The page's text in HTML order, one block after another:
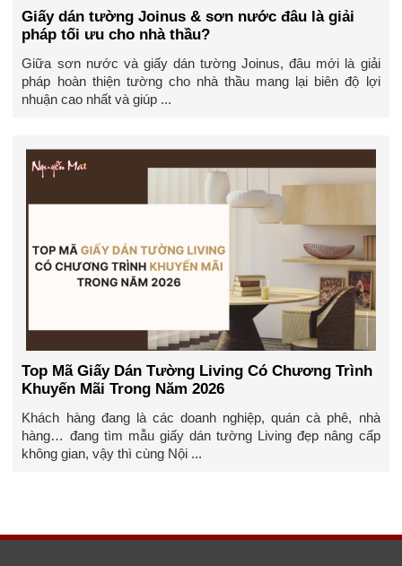
Giấy dán tường Joinus & sơn nước đâu là giải
pháp tối ưu cho nhà thầu?
Giữa sơn nước và giấy dán tường Joinus, đâu mới là giải
pháp hoàn thiện tường cho nhà thầu mang lại biên độ lợi
nhuận cao nhất và giúp ...
Top Mã Giấy Dán Tường Living Có Chương Trình
Khuyến Mãi Trong Năm 2026
Khách hàng đang là các doanh nghiệp, quán cà phê, nhà
hàng… đang tìm mẫu giấy dán tường Living đẹp nâng cấp
không gian, vậy thì cùng Nội ...